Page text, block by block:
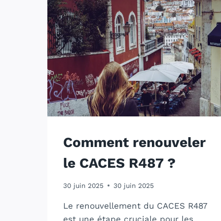
Comment renouveler
le CACES R487 ?
30 juin 2025 30 juin 2025
Le renouvellement du CACES R487
est une étape cruciale pour les